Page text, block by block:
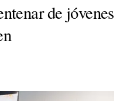
de jóvenes